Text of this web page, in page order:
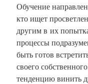
Обучение
кто ищет
другим в их
процессы
быть готов
своего
тенденцию винить